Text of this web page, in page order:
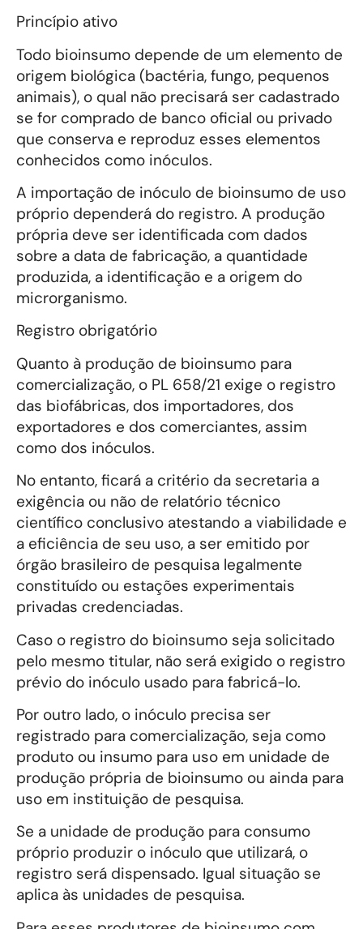
Princípio ativo
Todo bioinsumo depende de um elemento de
origem biológica (bactéria, fungo, pequenos
animais), o qual não precisará ser cadastrado
se for comprado de banco oficial ou privado
que conserva e reproduz esses elementos
conhecidos como inóculos.
A importação de inóculo de bioinsumo de uso
próprio dependerá do registro. A produção
própria deve ser identificada com dados
sobre a data de fabricação, a quantidade
produzida, a identificação e a origem do
microrganismo.
Registro obrigatório
Quanto à produção de bioinsumo para
comercialização, o PL 658/21 exige o registro
das biofábricas, dos importadores, dos
exportadores e dos comerciantes, assim
como dos inóculos.
No entanto, ficará a critério da secretaria a
exigência ou não de relatório técnico
científico conclusivo atestando a viabilidade e
a eficiência de seu uso, a ser emitido por
órgão brasileiro de pesquisa legalmente
constituído ou estações experimentais
privadas credenciadas.
Caso o registro do bioinsumo seja solicitado
pelo mesmo titular, não será exigido o registro
prévio do inóculo usado para fabricá-lo.
Por outro lado, o inóculo precisa ser
registrado para comercialização, seja como
produto ou insumo para uso em unidade de
produção própria de bioinsumo ou ainda para
uso em instituição de pesquisa.
Se a unidade de produção para consumo
próprio produzir o inóculo que utilizará, o
registro será dispensado. Igual situação se
aplica às unidades de pesquisa.